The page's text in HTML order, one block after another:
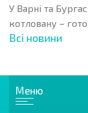
У Варні та
котловану –
Всі новини
Меню